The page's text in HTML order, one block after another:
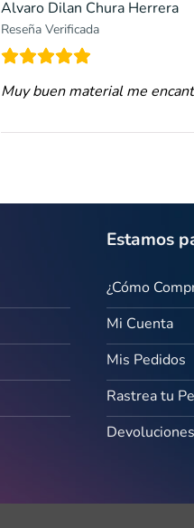
Alvaro Dilan Chura Herrera
Reseña Verificada
Muy buen material me
Estamos
¿Cómo
Mi Cuenta
Mis Pedidos
Rastrea tu